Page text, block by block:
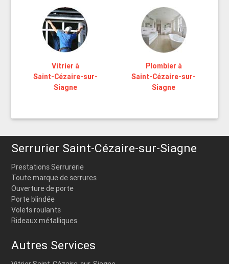
Vitrier à
Saint-Cézaire-sur-
Siagne
Plombier à
Saint-Cézaire-sur-
Siagne
Serrurier Saint-Cézaire-sur-Siagne
Prestations Serrurerie
Toute marque de serrures
Ouverture de porte
Porte blindée
Volets roulants
Rideaux métalliques
Autres Services